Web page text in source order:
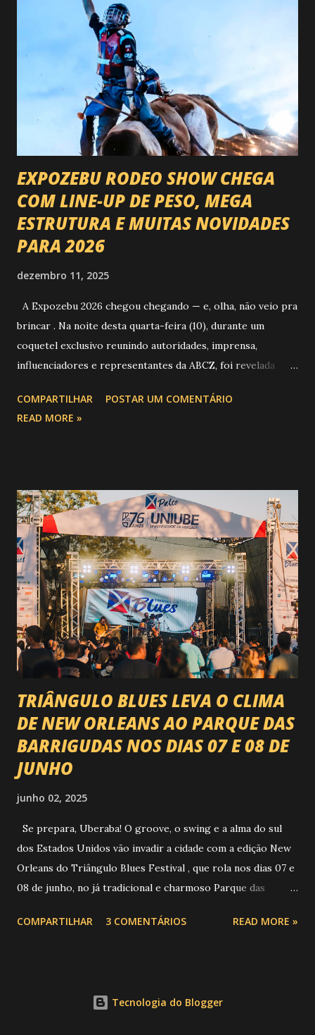
EXPOZEBU RODEO SHOW CHEGA
COM LINE-UP DE PESO, MEGA
ESTRUTURA E MUITAS NOVIDADES
PARA 2026
dezembro 11, 2025
A Expozebu 2026 chegou chegando — e, olha, não veio pra
brincar . Na noite desta quarta-feira (10), durante um
coquetel exclusivo reunindo autoridades, imprensa,
influenciadores e representantes da ABCZ, foi revelada
festa : a chegada do Campeonato de Montarias em Touros
do Circuito Rancho Primavera (CRP) , a maior companhia de
impacto é tão grande que o evento até mudou de nome:
agora é Expozebu Rodeo Shows . E não para por aí. Foto:
@circuitoranchoprimavera 🎤 LINE-UP NACIONAL QUE
VAI ESTREMECER O PARQUE Serão quatro noites , entre
24, 25, 30 de abril e 02 de maio , com oito atrações gigantes
da música brasileira , contemplando sertanejo, forró,
piseiro e sofrência nível hard: Gusttavo Lima Leonardo
Natanzinho Lima Jads & ...
COMPARTILHAR
POSTAR UM COMENTÁRIO
READ MORE »
TRIÂNGULO BLUES LEVA O CLIMA
DE NEW ORLEANS AO PARQUE DAS
BARRIGUDAS NOS DIAS 07 E 08 DE
JUNHO
junho 02, 2025
Se prepara, Uberaba! O groove, o swing e a alma do sul
dos Estados Unidos vão invadir a cidade com a edição New
Orleans do Triângulo Blues Festival , que rola nos dias 07 e
08 de junho, no já tradicional e charmoso Parque das
Foto: https://www.trianguloblues.com.br/ ATRAÇÕES DE
internacionais, gastronomia, cervejas artesanais, aquele
COMPARTILHAR 3 COMENTÁRIOS READ MORE »
Tecnologia do Blogger